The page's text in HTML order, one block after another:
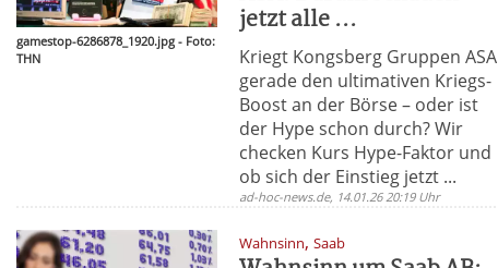
gamestop-6286878_1920.jpg - Foto:
THN
jetzt alle ...
Kriegt Kongsberg Gruppen ASA
gerade den ultimativen Kriegs-
Boost an der Börse – oder ist
der Hype schon durch? Wir
checken Kurs Hype-Faktor und
ob sich der Einstieg jetzt ...
ad-hoc-news.de, 14.01.26 20:19 Uhr
Wahnsinn,Saab